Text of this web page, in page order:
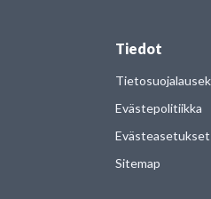
Tiedot
Evästepolitiikka
Evästeasetukset
Sitemap